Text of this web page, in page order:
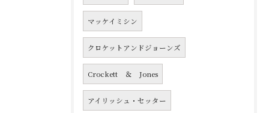
マッケイミシン
クロケットアンドジョーンズ
Crockett ＆ Jones
アイリッシュ・セッター